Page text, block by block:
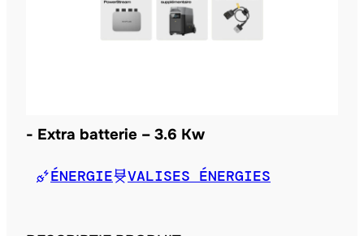
Extra batterie – 3.6 Kw
ÉNERGIE VALISES ÉNERGIES